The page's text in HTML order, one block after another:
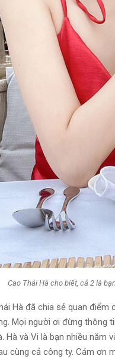
Cao Thái Hà cho biết, cả 2 là
Hà đã chia sẻ quan điểm
Mọi người ơi đừng thông
Hà và Vi là bạn nhiều năm
cùng cả công ty. Cám ơn